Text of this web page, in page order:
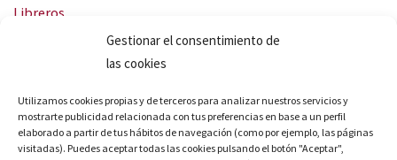
Gestionar el consentimiento de
las cookies
Utilizamos cookies propias y de terceros para analizar nuestros servicios y
mostrarte publicidad relacionada con tus preferencias en base a un perfil
elaborado a partir de tus hábitos de navegación (como por ejemplo, las páginas
visitadas). Puedes aceptar todas las cookies pulsando el botón "Aceptar",
Libreros
Servicio Landingweb
Crea tu audiobook